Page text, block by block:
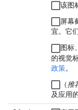
该图
屏幕
宜。它
图标
的视觉
政策。
（推
及应用